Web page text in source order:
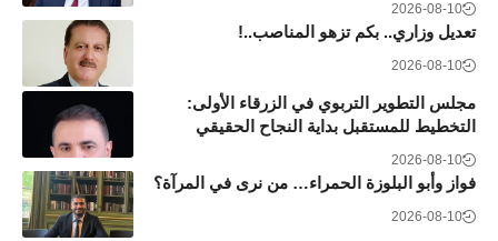
2026-08-10
تعديل وزاري.. بكم تزهو المناصب..!
2026-08-10
مجلس التطوير التربوي في الزرقاء الأولى:
التخطيط للمستقبل بداية النجاح الحقيقي
2026-08-10
فواز وأبو البلوزة الحمراء… من نرى في المرآة؟
2026-08-10